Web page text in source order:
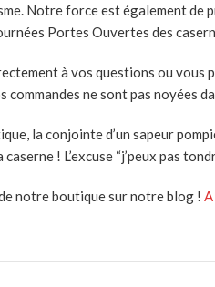
Notre force est également de
Portes Ouvertes des
à vos questions ou
ne sont pas noyées
la conjointe d’un sapeur
! L’excuse “j’peux pas
notre boutique sur notre blog !